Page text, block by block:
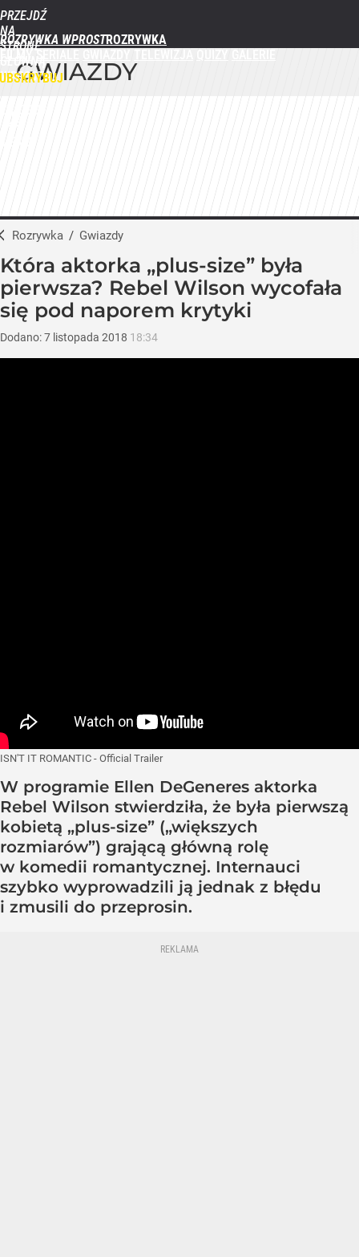
PRZEJDŹ
NA
STRONĘ
GŁÓWNĄ
WPROST.PL
ROZRYWKA WPROST
GWIAZDY
Rozrywka / Gwiazdy
Która aktorka „plus-size” była
pierwsza? Rebel Wilson wycofała
się pod naporem krytyki
Dodano:7 listopada 2018 18:34
ISN'T IT ROMANTIC - Official Trailer
W programie Ellen DeGeneres aktorka
Rebel Wilson stwierdziła, że była pierwszą
kobietą „plus-size” („większych
rozmiarów”) grającą główną rolę
w komedii romantycznej. Internauci
szybko wyprowadzili ją jednak z błędu
i zmusili do przeprosin.